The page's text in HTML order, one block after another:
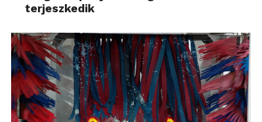
terjeszkedik